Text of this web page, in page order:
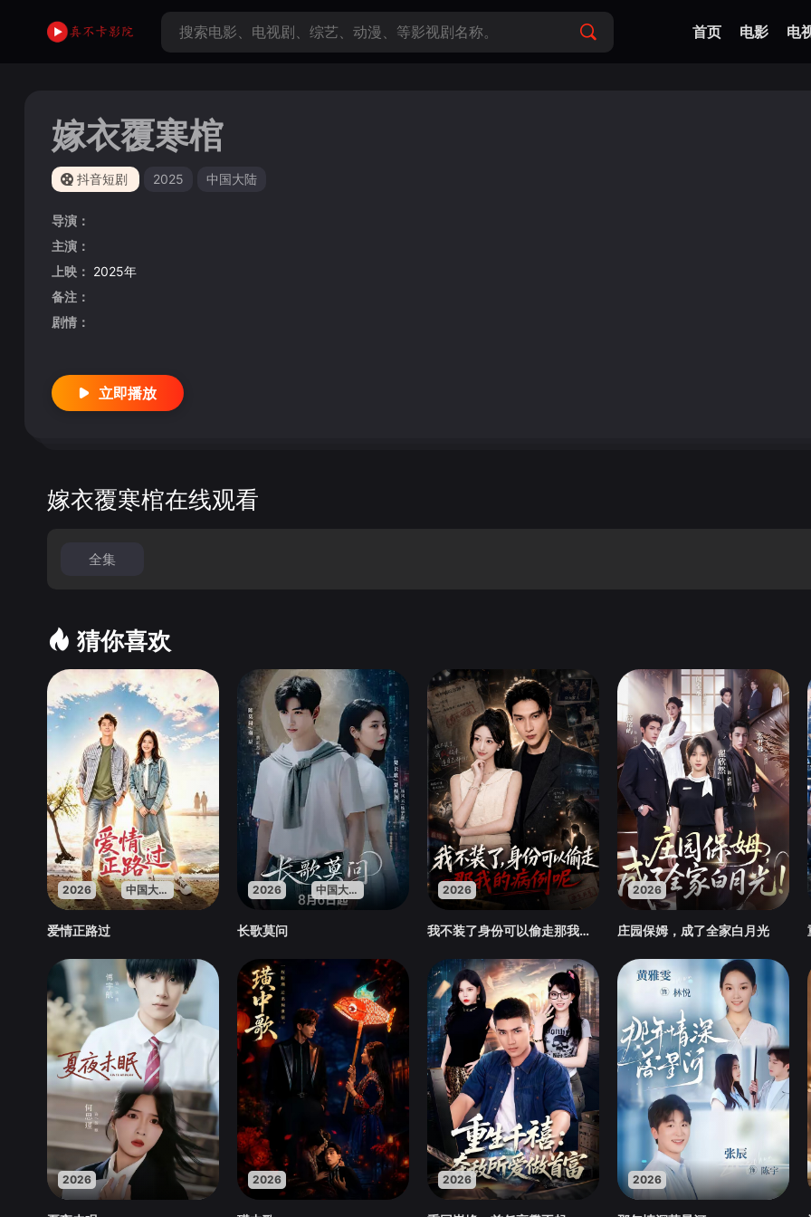
首页 电影 电
嫁衣覆寒棺
抖音短剧 2025 中国大陆
导演：
主演：
上映： 2025年
备注：
剧情：
立即播放
嫁衣覆寒棺在线观看
全集
猜你喜欢
2026 中国大陆
爱情正路过
2026 中国大陆
长歌莫问
2026
我不装了身份可以偷走那我的病例呢
2026
庄园保姆，成了全家白月光
2026 2026 2026 2026